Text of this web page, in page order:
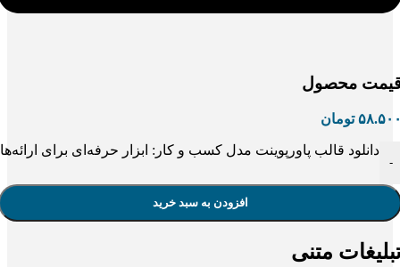
محصول
تومان
-
دانلود قالب پاورپوینت مدل کسب و کار: ابزار حرفه‌ای برای
افزودن به سبد خرید
متنی